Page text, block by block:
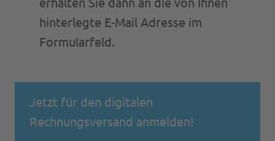
EVOLUTION
MoPo
Jetzt für den digitalen
Rechnungsversand anmelden!
hinterlegte E-Mail Adresse im
Formularfeld.